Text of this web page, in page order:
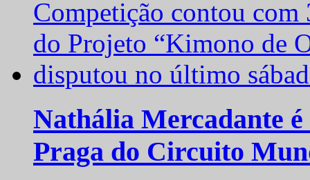
Nathália Mercadante
Praga do Circuito